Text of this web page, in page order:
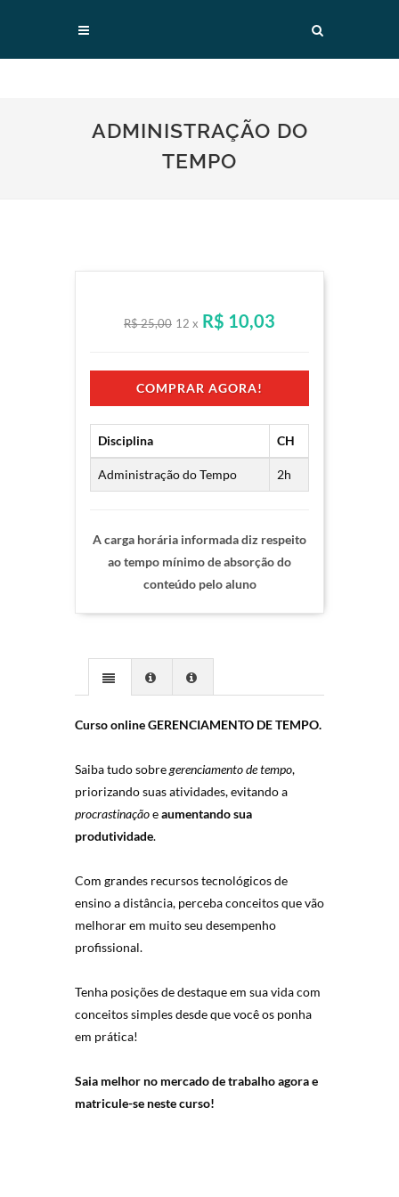
ADMINISTRAÇÃO DO
TEMPO
Curso online GERENCIAMENTO DE TEMPO.
Saiba tudo sobregerenciamento de tempo,
priorizando suas atividades, evitando a
procrastinaçãoeaumentando sua
produtividade.
Com grandes recursos tecnológicos de
ensino a distância, perceba conceitos que vão
melhorar em muito seu desempenho
profissional.
Tenha posições de destaque em sua vida com
conceitos simples desde que você os ponha
em prática!
Saia melhor no mercado de trabalho agora e
matricule-se neste curso!
R$ 25,00 12 x R$ 10,03
COMPRAR AGORA!
Disciplina CH
Administração do Tempo 2h
A carga horária informada diz respeito
ao tempo mínimo de absorção do
conteúdo pelo aluno